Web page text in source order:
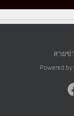
สายข่
Powered by